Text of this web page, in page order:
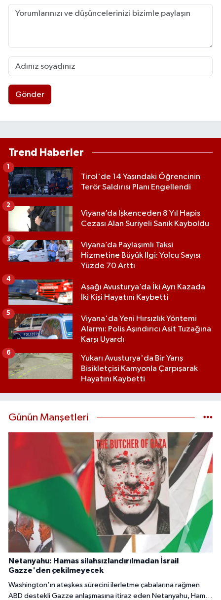
Gönder
Trend Haberler
Tirol'de 14 Yaşındaki Öğrencinin
Terör Saldırısı Planı Engellendi
1
Viyana’da İşkenceden 8 Yıl Hapis
Cezası Alan Suriyeli Sanık Kayboldu
2
Viyana’da Paylaşımlı Taksi
Hizmetine Büyük İlgi: Yolcu Sayısı
Yüzde 70 Arttı
3
Aşağı Avusturya’da İki Ayrı Kazada
İki Kişi Hayatını Kaybetti
4
Viyana'da Yeni Hırsızlık Yöntemi
Alarmı: Polis Aşındırıcı Asit Tuzağına
Karşı Uyardı
5
Yukarı Avusturya'da Bir Yarış
Bisikletçisi Kamyonla Çarpışarak
Hayatını Kaybetti
6
Günün Manşetleri
Netanyahu: Hamas silahsızlandırılmadan İsrail
Gazze'den çekilmeyecek
Washington’ın ateşkes sürecini ilerletme çabalarına rağmen
ABD destekli Gazze anlaşmasına itiraz eden Netanyahu, Hamas